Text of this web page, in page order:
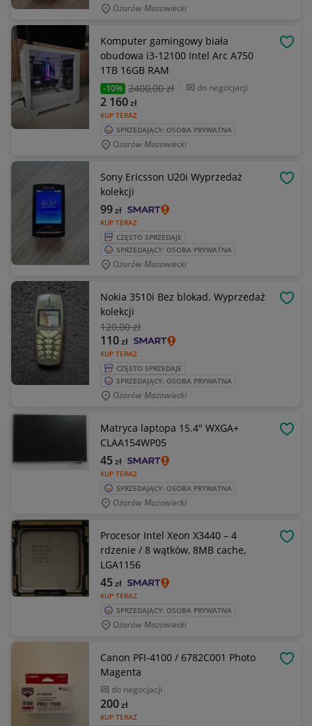
Ożarów Mazowiecki
Komputer gamingowy biała
obudowa i3-12100 Intel Arc A750
1TB 16GB RAM
-10% 2400,00 zł do negocjacji
KUP TERAZ
2 160zł
SPRZEDAJĄCY: OSOBA PRYWATNA
Ożarów Mazowiecki
Sony Ericsson U20i Wyprzedaż
kolekcji
KUP TERAZ
99zł
CZĘSTO SPRZEDAJE
SPRZEDAJĄCY: OSOBA PRYWATNA
Ożarów Mazowiecki
Nokia 3510i Bez blokad. Wyprzedaż
kolekcji
120,00 zł
KUP TERAZ
110zł
CZĘSTO SPRZEDAJE
SPRZEDAJĄCY: OSOBA PRYWATNA
Ożarów Mazowiecki
Matryca laptopa 15.4" WXGA+
CLAA154WP05
KUP TERAZ
45zł
SPRZEDAJĄCY: OSOBA PRYWATNA
Ożarów Mazowiecki
Procesor Intel Xeon X3440 – 4
rdzenie / 8 wątków, 8MB cache,
LGA1156
KUP TERAZ
45zł
SPRZEDAJĄCY: OSOBA PRYWATNA
Ożarów Mazowiecki
Canon PFI-4100 / 6782C001 Photo
Magenta
do negocjacji
KUP TERAZ
200zł